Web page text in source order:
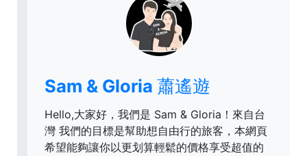
Sam & Gloria 蕭遙遊
Hello,大家好，我們是 Sam & Gloria！來自台
灣 我們的目標是幫助想自由行的旅客，本網頁
希望能夠讓你以更划算輕鬆的價格享受超值的